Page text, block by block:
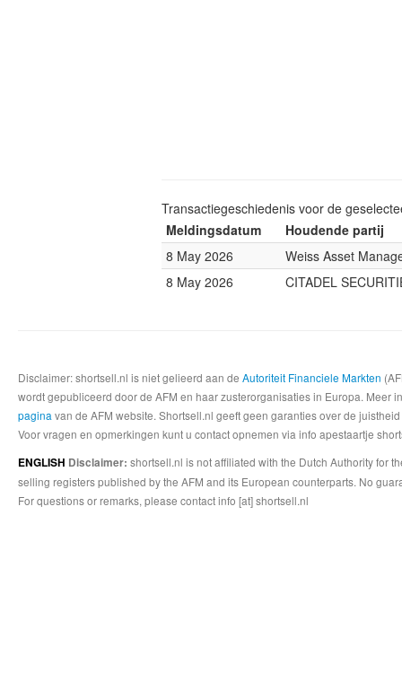
Transactiegeschiedenis voor de
Meldingsdatum
Houdende partij
8 May 2026
Weiss Asset
8 May 2026
CITADEL
Disclaimer: shortsell.nl is niet gelieerd aan de Autoriteit Financiele Markten
wordt gepubliceerd door de AFM en haar zusterorganisaties in Europa.
pagina van de AFM website. Shortsell.nl geeft geen garanties over de
Voor vragen en opmerkingen kunt u contact opnemen via info apestaartje
ENGLISH Disclaimer: shortsell.nl is not affiliated with the Dutch Authority for
selling registers published by the AFM and its European counterparts. No
For questions or remarks, please contact info [at] shortsell.nl